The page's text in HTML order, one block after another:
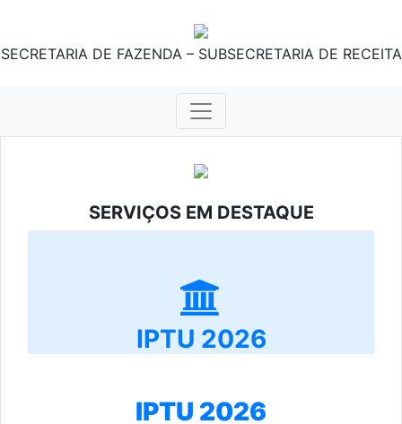
SECRETARIA DE FAZENDA – SUBSECRETARIA DE RECEITA
SERVIÇOS EM DESTAQUE
IPTU 2026
IPTU 2026